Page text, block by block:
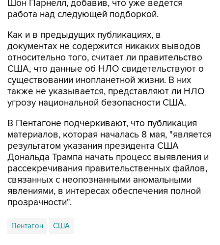
Как и в предыдущих публикациях, в
относительно того, считает ли правительство
США, что данные об НЛО свидетельствуют о
существовании инопланетной жизни. В них
также не указывается, представляют ли НЛО
угрозу национальной безопасности США.
В Пентагоне подчеркивают, что публикация
результатом указания президента США
Дональда Трампа начать процесс выявления и
рассекречивания правительственных файлов,
связанных с неопознанными аномальными
явлениями, в интересах обеспечения полной
прозрачности".
Пентагон США